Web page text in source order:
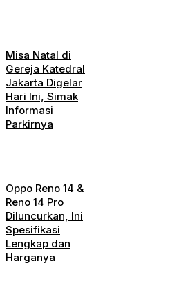
Misa Natal di
Gereja Katedral
Jakarta Digelar
Hari Ini, Simak
Informasi
Parkirnya
Oppo Reno 14 &
Reno 14 Pro
Diluncurkan, Ini
Spesifikasi
Lengkap dan
Harganya